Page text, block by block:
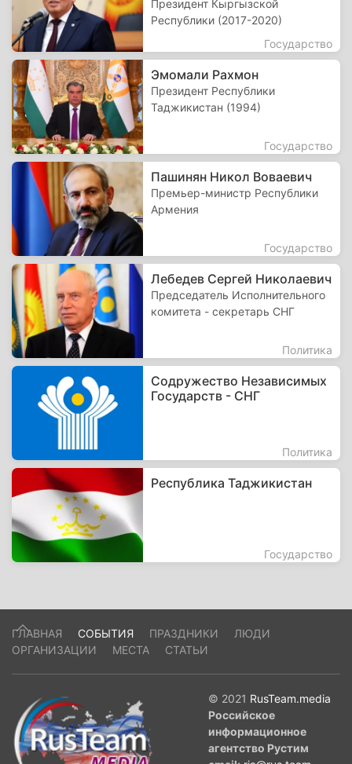
Президент Кыргызской
Республики (2017-2020)
Государство
Эмомали Рахмон
Президент Республики
Таджикистан (1994)
Государство
Пашинян Никол Воваевич
Премьер-министр Республики
Армения
Государство
Лебедев Сергей Николаевич
Председатель Исполнительного
комитета - секретарь СНГ
Политика
Содружество Независимых
Государств - СНГ
Политика
Республика Таджикистан
Государство
ГЛАВНАЯ СОБЫТИЯ ПРАЗДНИКИ
ЛЮДИ
ОРГАНИЗАЦИИ
МЕСТА СТАТЬИ
© 2021 RusTeam.media
Российское
информационное
агентство Рустим